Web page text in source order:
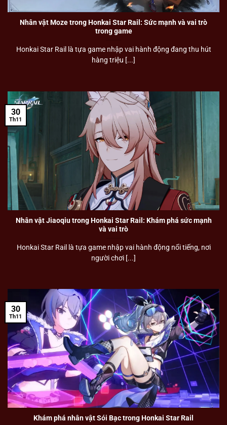
Nhân vật Moze trong Honkai Star Rail: Sức mạnh và vai trò
trong game
Honkai Star Rail là tựa game nhập vai hành động đang thu hút
hàng triệu [...]
Nhân vật Jiaoqiu trong Honkai Star Rail: Khám phá sức mạnh
và vai trò
Honkai Star Rail là tựa game nhập vai hành động nổi tiếng, nơi
người chơi [...]
30
Th11
Khám phá nhân vật Sói Bạc trong Honkai Star Rail
30
Th11